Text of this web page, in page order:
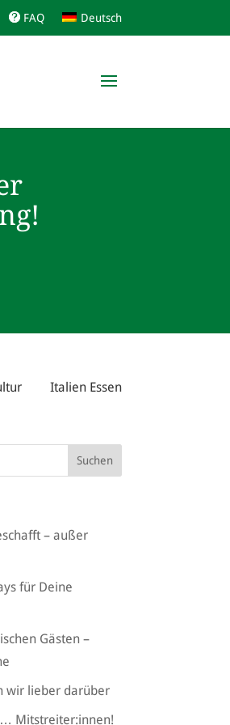
FAQ Deutsch
Italien Essen
– außer
für Deine
Gästen –
wir lieber darüber
… Mitstreiter:innen!